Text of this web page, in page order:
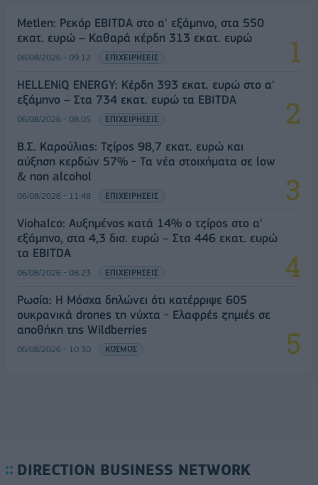
Metlen: Ρεκόρ EBITDA στο α' εξάμηνο, στα 550
εκατ. ευρώ – Καθαρά κέρδη 313 εκατ. ευρώ
06/08/2026 - 09:12 ΕΠΙΧΕΙΡΗΣΕΙΣ
HELLENiQ ENERGY: Κέρδη 393 εκατ. ευρώ στο α'
εξάμηνο – Στα 734 εκατ. ευρώ τα EBITDA
06/08/2026 - 08:05 ΕΠΙΧΕΙΡΗΣΕΙΣ
Β.Σ. Καρούλιας: Τζίρος 98,7 εκατ. ευρώ και
αύξηση κερδών 57% - Τα νέα στοιχήματα σε low
& non alcohol
06/08/2026 - 11:48 ΕΠΙΧΕΙΡΗΣΕΙΣ
Viohalco: Αυξημένος κατά 14% ο τζίρος στο α'
εξάμηνο, στα 4,3 δισ. ευρώ – Στα 446 εκατ. ευρώ
τα EBITDA
06/08/2026 - 08:23 ΕΠΙΧΕΙΡΗΣΕΙΣ
Ρωσία: Η Μόσχα δηλώνει ότι κατέρριψε 605
ουκρανικά drones τη νύχτα - Ελαφρές ζημιές σε
αποθήκη της Wildberries
06/08/2026 - 10:30 ΚΟΣΜΟΣ
DIRECTION BUSINESS NETWORK